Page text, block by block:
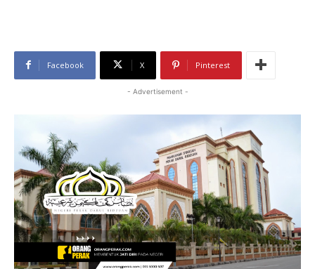
Facebook X Pinterest
- Advertisement -